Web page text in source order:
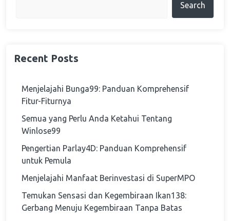
Search
Recent Posts
Menjelajahi Bunga99: Panduan Komprehensif
Fitur-Fiturnya
Semua yang Perlu Anda Ketahui Tentang
Winlose99
Pengertian Parlay4D: Panduan Komprehensif
untuk Pemula
Menjelajahi Manfaat Berinvestasi di SuperMPO
Temukan Sensasi dan Kegembiraan Ikan138:
Gerbang Menuju Kegembiraan Tanpa Batas